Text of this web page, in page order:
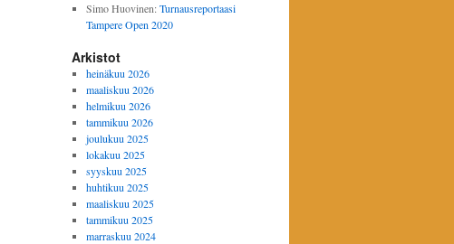
Simo Huovinen:Turnausreportaasi
Tampere Open 2020
Arkistot
heinäkuu 2026
maaliskuu 2026
helmikuu 2026
tammikuu 2026
joulukuu 2025
lokakuu 2025
syyskuu 2025
huhtikuu 2025
maaliskuu 2025
tammikuu 2025
marraskuu 2024